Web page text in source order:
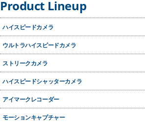
Product Lineup
ハイスピードカメラ
ウルトラハイスピードカメラ
ストリークカメラ
ハイスピードシャッターカメラ
アイマークレコーダー
モーションキャプチャー